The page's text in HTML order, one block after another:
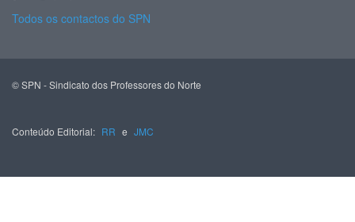
Todos os contactos do SPN
© SPN - Sindicato dos Professores do Norte
Conteúdo Editorial: RR e JMC